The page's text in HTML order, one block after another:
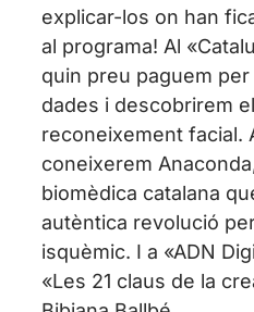
explicar-los on han
al programa! Al
quin preu paguem
dades i descobrirem
reconeixement facial.
coneixerem
biomèdica catalana
autèntica revolució
isquèmic. I a «ADN
«Les 21 claus de la